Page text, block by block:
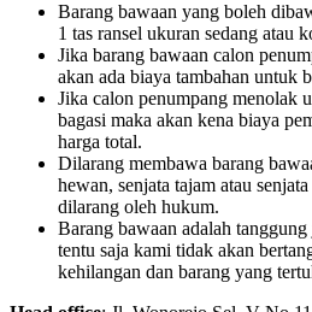
Barang bawaan yang boleh
1 tas ransel ukuran sedang atau
Jika barang bawaan calon
akan ada biaya tambahan untuk
Jika calon penumpang menolak
bagasi maka akan kena biaya
harga total.
Dilarang membawa barang
hewan, senjata tajam atau
dilarang oleh hukum.
Barang bawaan adalah
tentu saja kami tidak akan
kehilangan dan barang yang